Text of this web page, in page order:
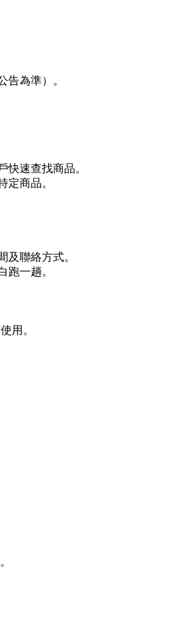
告為準）。
快速查找商品。
定商品。
及聯絡方式。
跑一趟。
用。